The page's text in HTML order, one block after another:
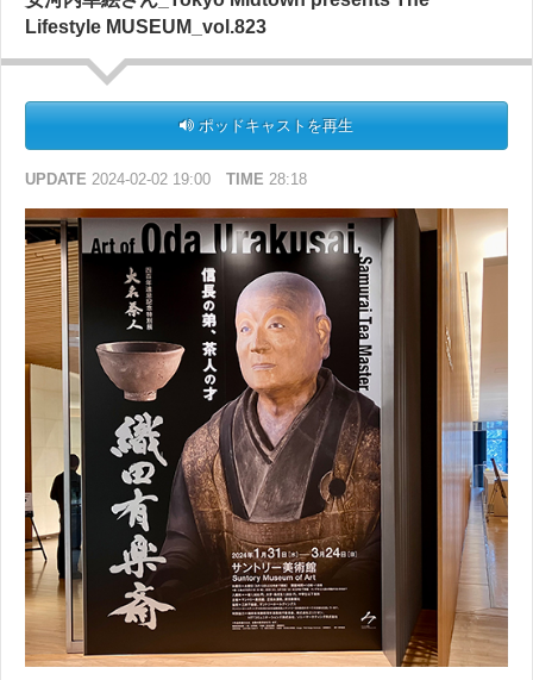
Otis Redding『(Sittin' On) The Dock Of The Bay』
Lifestyle MUSEUM_vol.823
ポッドキャストを再生
UPDATE 2024-02-02 19:00 TIME 28:18